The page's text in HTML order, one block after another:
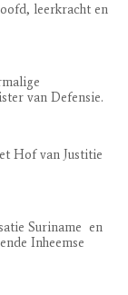
leerkracht en
van Defensie.
Hof van Justitie
Suriname en
Inheemse